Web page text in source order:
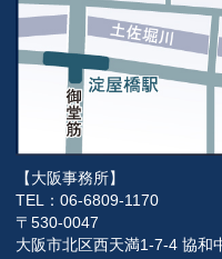
【大阪事務所】
TEL：06-6809-1170
〒530-0047
大阪市北区西天満1-7-4 協和